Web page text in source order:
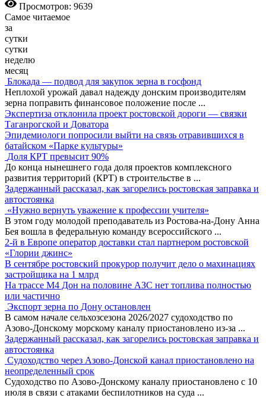
Просмотров: 9639
Самое читаемое
за
сутки
сутки
неделю
месяц
Блокада — подвод для закупок зерна в госфонд
Неплохой урожай давал надежду донским производителям
зерна поправить финансовое положение после ...
Экспертиза отклонила проект ростовской дороги — связки
Таганрогской и Доватора
Эпидемиологи попросили выйти на связь отравившихся в
батайском «Парке культуры»
Доля КРТ превысит 90%
До конца нынешнего года доля проектов комплексного
развития территорий (КРТ) в строительстве в ...
Задержанный рассказал, как загорелись ростовская заправка и
автостоянка
«Нужно вернуть уважение к профессии учителя»
В этом году молодой преподаватель из Ростова-на-Дону Анна
Бея вошла в федеральную команду всероссийского ...
2-й в Европе оператор доставки стал партнером ростовской
«Глории джинс»
В сентябре ростовский прокурор получит дело о махинациях
застройщика на 1 млрд
На трассе М4 Дон на половине АЗС нет топлива полностью
или частично
Экспорт зерна по Дону остановлен
В самом начале сельхозсезона 2026/2027 судоходство по
Азово-Донскому морскому каналу приостановлено из-за ...
Задержанный рассказал, как загорелись ростовская заправка и
автостоянка
Судоходство через Азово-Донской канал приостановлено на
неопределенный срок
Судоходство по Азово-Донскому каналу приостановлено с 10
июля в связи с атаками беспилотников на суда ...